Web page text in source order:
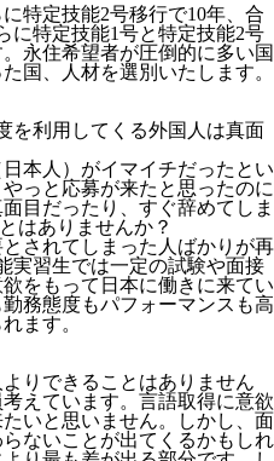
特定技能2号移行で10年、合
に特定技能1号と特定技能2号
永住希望者が圧倒的に多い国
国、人材を選別いたします。
を利用してくる外国人は真面
本人）がイマイチだったとい
っと応募が来たと思ったのに
目だったり、すぐ辞めてしま
はありませんか？
されてしまった人ばかりが再
実習生では一定の試験や面接
をもって日本に働きに来てい
務態度もパフォーマンスも高
ます。
りできることはありません
えています。言語取得に意欲
いと思いません。しかし、面
ないことが出てくるかもしれ